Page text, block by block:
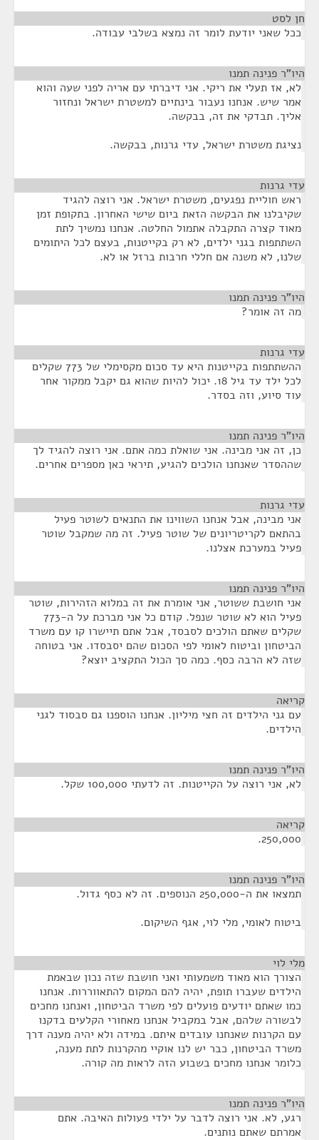
חן לסט
ככל שאני יודעת לומר זה נמצא בשלבי עבודה.
היו"ר פנינה תמנו
לא, אז תעלי את ריקי. אני דיברתי עם אריה לפני שעה והוא
אמר שיש. אנחנו נעבור בינתיים למשטרת ישראל ונחזור
אליך. תבדקי את זה, בבקשה.
נציגת משטרת ישראל, עדי גרנות, בבקשה.
עדי גרנות
ראש חוליית נפגעים, משטרת ישראל. אני רוצה להגיד
שקיבלנו את הבקשה הזאת ביום שישי האחרון. בתקופת זמן
מאוד קצרה התקבלה אתמול החלטה. אנחנו נמשיך לתת
השתתפות בגני ילדים, לא רק בקייטנות, בעצם לכל היתומים
שלנו, לא משנה אם חללי חרבות ברזל או לא.
היו"ר פנינה תמנו
מה זה אומר?
עדי גרנות
ההשתתפות בקייטנות היא עד סכום מקסימלי של 773 שקלים
לכל ילד עד גיל 18. יכול להיות שהוא גם יקבל ממקור אחר
עוד סיוע, וזה בסדר.
היו"ר פנינה תמנו
כן, זה אני מבינה. אני שואלת כמה אתם. אני רוצה להגיד לך
שההסדר שאנחנו הולכים להגיע, תיראי כאן מספרים אחרים.
עדי גרנות
אני מבינה, אבל אנחנו השווינו את התנאים לשוטר פעיל
בהתאם לקריטריונים של שוטר פעיל. זה מה שמקבל שוטר
פעיל במערכת אצלנו.
היו"ר פנינה תמנו
אני חושבת ששוטר, אני אומרת את זה במלוא הזהירות, שוטר
פעיל הוא לא שוטר שנפל. קודם כל אני מברכת על ה-773
שקלים שאתם הולכים לסבסד, אבל אתם תיישרו קו עם משרד
הביטחון וביטוח לאומי לפי הסכום שהם יסבסדו. אני בטוחה
שזה לא הרבה כסף. כמה סך הכול התקציב יוצא?
קריאה
עם גני הילדים זה חצי מיליון. אנחנו הוספנו גם סבסוד לגני
הילדים.
היו"ר פנינה תמנו
לא, אני רוצה על הקייטנות. זה לדעתי 100,000 שקל.
קריאה
250,000.
היו"ר פנינה תמנו
תמצאו את ה-250,000 הנוספים. זה לא כסף גדול.
ביטוח לאומי, מלי לוי, אגף השיקום.
מלי לוי
הצורך הוא מאוד משמעותי ואני חושבת שזה נכון שבאמת
הילדים שעברו תופת, יהיה להם המקום להתאווררות. אנחנו
כמו שאתם יודעים פועלים לפי משרד הביטחון, ואנחנו מחכים
לבשורה שלהם, אבל במקביל אנחנו מאחורי הקלעים בדקנו
עם הקרנות שאנחנו עובדים איתם. במידה ולא יהיה מענה דרך
משרד הביטחון, כבר יש לנו אוקיי מהקרנות לתת מענה,
כלומר אנחנו מחכים בשבוע הזה לראות מה קורה.
היו"ר פנינה תמנו
רגע, לא. אני רוצה לדבר על ילדי פעולות האיבה. אתם
אמרתם שאתם נותנים.